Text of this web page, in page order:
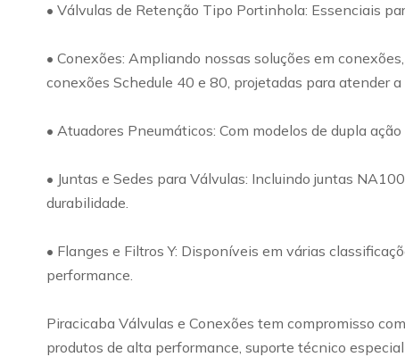
• Válvulas de Retenção Tipo Portinhola: Essenciais
• Conexões: Ampliando nossas soluções em
conexões Schedule 40 e 80, projetadas para atender
• Atuadores Pneumáticos: Com modelos de dupla
• Juntas e Sedes para Válvulas: Incluindo juntas
durabilidade.
• Flanges e Filtros Y: Disponíveis em várias
performance.
Piracicaba Válvulas e Conexões tem compromisso
produtos de alta performance, suporte técnico